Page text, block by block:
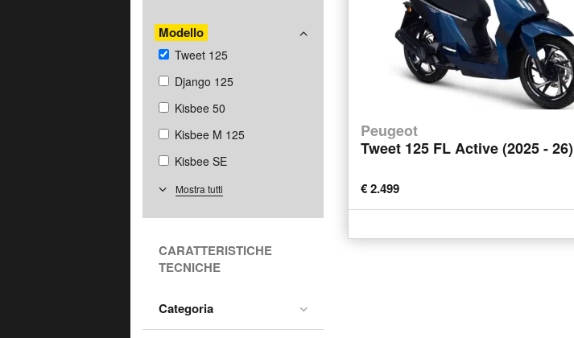
Peugeot
Tweet 125 FL Active (2025 - 26)
€ 2.499
Modello
Tweet 125
Django 125
Kisbee 50
Kisbee M 125
Kisbee SE
Metropolis 400
PM-01
Speedfight 4 50
Tweet 50
Mostra tutti
CARATTERISTICHE
TECNICHE
Categoria